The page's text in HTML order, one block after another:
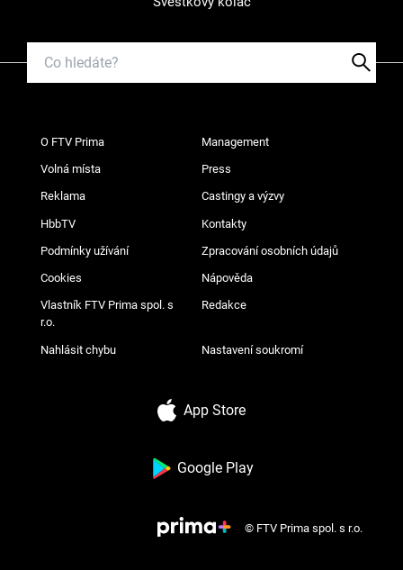
O FTV Prima Management
Volná místa Press
Reklama Castingy a výzvy
HbbTV Kontakty
Podmínky užívání Zpracování osobních údajů
Cookies Nápověda
Vlastník FTV Prima spol. s
r.o.
Redakce
Nahlásit chybu Nastavení soukromí
App Store
Google Play
© FTV Prima spol. s r.o.